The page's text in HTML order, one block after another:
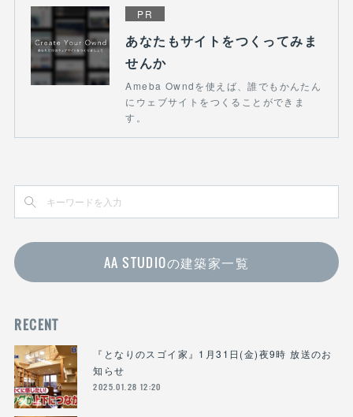
PR
あなたもサイトをつくってみま
せんか
Ameba Owndを使えば、誰でもかんたん
にウェブサイトをつくることができま
す。
AA STUDIOの建築家一覧
RECENT
『となりのスゴイ家』1月31日(金)夜9時 放送のお
知らせ
2025.01.28 12:20